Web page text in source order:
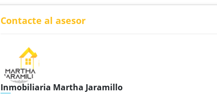
Contacte al asesor
Inmobiliaria Martha Jaramillo